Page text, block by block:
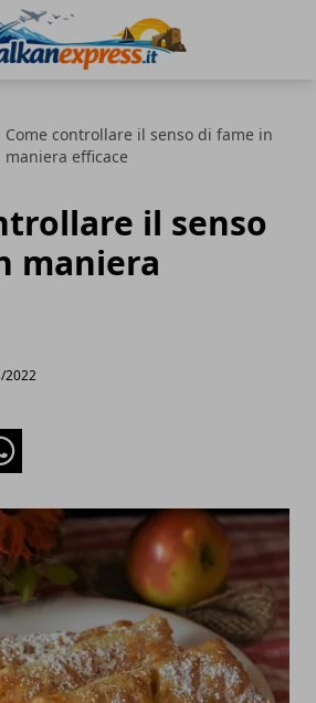
Come controllare il senso di fame in
maniera efficace
il senso
maniera
2022